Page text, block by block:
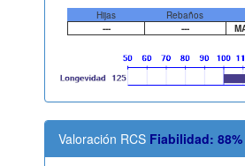
Hijas Rebaños
---
---
Valoración RCS Fiabilidad: 88%